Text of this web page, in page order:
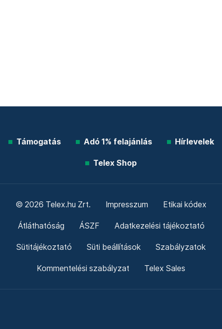
Támogatás Adó 1% felajánlás Hírlevelek
Telex Shop
© 2026 Telex.hu Zrt. Impresszum Etikai kódex
Átláthatóság ÁSZF Adatkezelési tájékoztató
Sütitájékoztató Süti beállítások Szabályzatok
Kommentelési szabályzat Telex Sales